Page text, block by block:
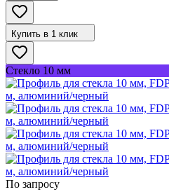
Купить в 1 клик
Стекло 10 мм
По запросу